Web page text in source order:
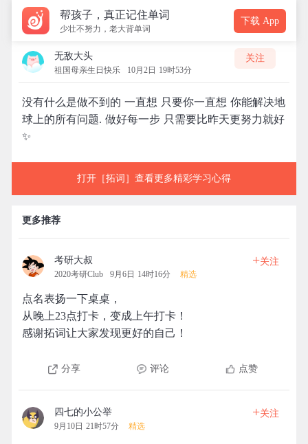
帮孩子，真正记住单词
少壮不努力，老大背单词
下载 App
无敌大头
祖国母亲生日快乐 10月2日 19时53分
关注
没有什么是做不到的 一直想 只要你一直想 你能解决地
球上的所有问题. 做好每一步 只需要比昨天更努力就好
✨
打开［拓词］查看更多精彩学习心得
更多推荐
考研大叔
2020考研Club 9月6日 14时16分 精选
+关注
点名表扬一下桌桌，
从晚上23点打卡，变成上午打卡！
感谢拓词让大家发现更好的自己！
分享 评论 点赞
四七的小公举
9月10日 21时57分 精选
+关注